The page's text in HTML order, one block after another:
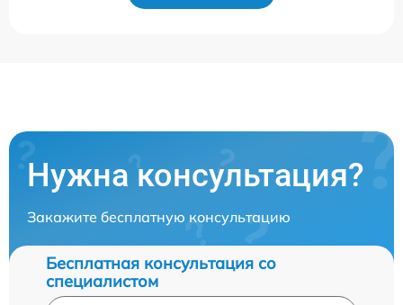
Нужна консультация?
Закажите бесплатную консультацию
Бесплатная консультация со
специалистом